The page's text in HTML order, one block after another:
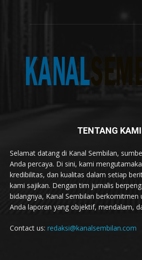
TENTANG KAMI
Selamat datang di Kanal Sembilan,
Anda percaya. Di sini, kami
kredibilitas, dan kualitas dalam setiap
kami sajikan. Dengan tim jurnalis
bidangnya, Kanal Sembilan berkomitmen
Anda laporan yang objektif, mendalam,
Contact us: redaksi@kanalsembilan.com